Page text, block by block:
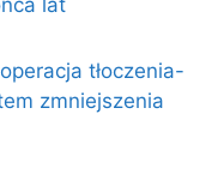
lat
tłoczenia-
zmniejszenia